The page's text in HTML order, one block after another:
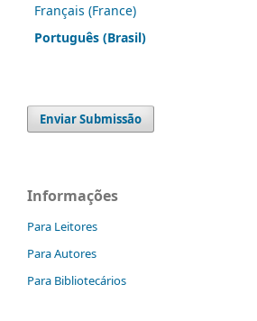
Français (France)
Português (Brasil)
Enviar Submissão
Informações
Para Leitores
Para Autores
Para Bibliotecários